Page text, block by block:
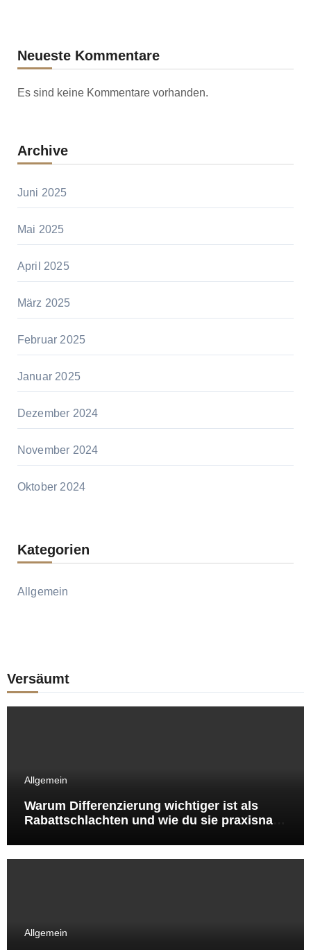
Neueste Kommentare
Es sind keine Kommentare vorhanden.
Archive
Juni 2025
Mai 2025
April 2025
März 2025
Februar 2025
Januar 2025
Dezember 2024
November 2024
Oktober 2024
Kategorien
Allgemein
Versäumt
Allgemein
Warum Differenzierung wichtiger ist als
Rabattschlachten und wie du sie praxisnah
Allgemein